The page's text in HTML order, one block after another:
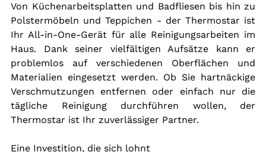
Von Küchenarbeitsplatten und Badfliesen bis hin zu
Polstermöbeln und Teppichen - der Thermostar ist
Ihr All-in-One-Gerät für alle Reinigungsarbeiten im
Haus. Dank seiner vielfältigen Aufsätze kann er
problemlos auf verschiedenen Oberflächen und
Materialien eingesetzt werden. Ob Sie hartnäckige
Verschmutzungen entfernen oder einfach nur die
tägliche Reinigung durchführen wollen, der
Thermostar ist Ihr zuverlässiger Partner.
Eine Investition, die sich lohnt